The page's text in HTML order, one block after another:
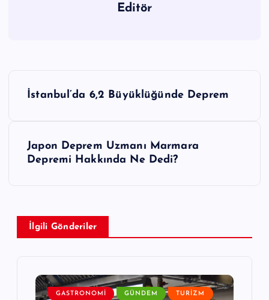
Editör
İstanbul’da 6,2 Büyüklüğünde Deprem
Japon Deprem Uzmanı Marmara
Depremi Hakkında Ne Dedi?
İlgili Gönderiler
GASTRONOMI GÜNDEM TURIZM